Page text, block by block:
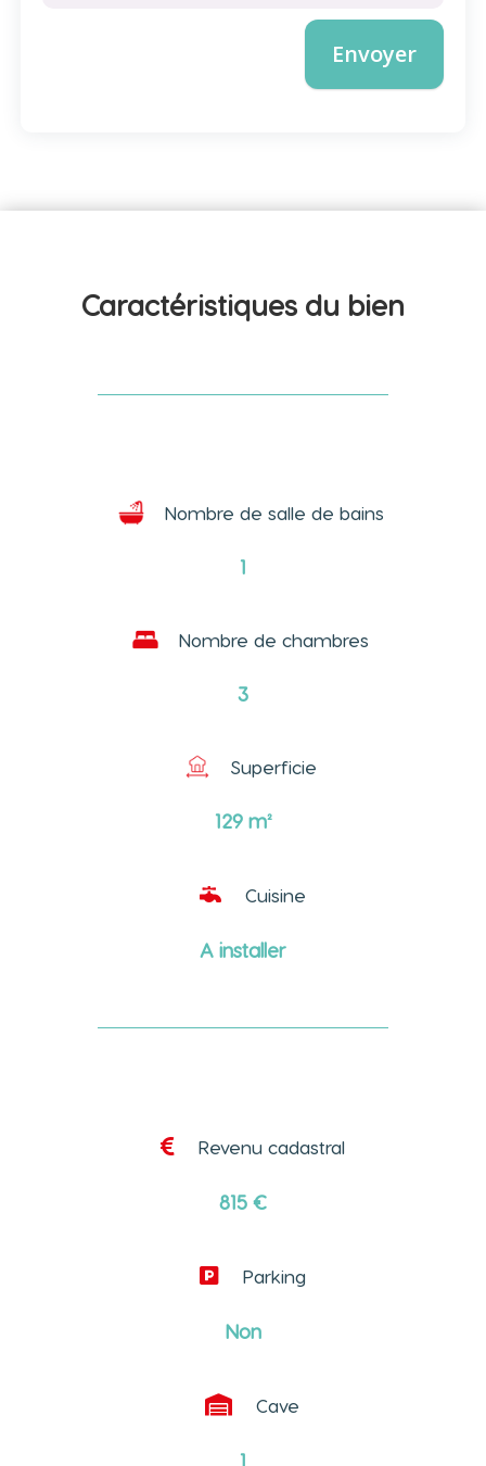
Envoyer
Caractéristiques du bien
Nombre de salle de bains
1
Nombre de chambres
3
Superficie
129 m²
 Cuisine
A installer
 Revenu cadastral
815 €
 Parking
Non
 Cave
1